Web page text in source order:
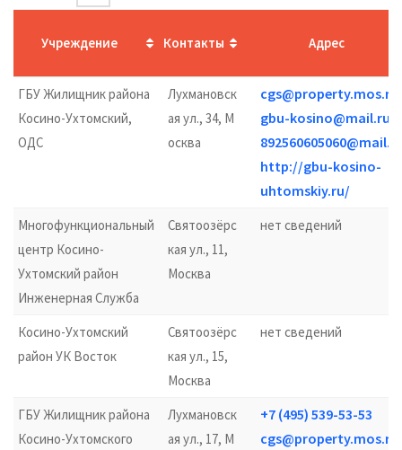
Учреждение Контакты Адрес
ГБУ Жилищник района
Косино-Ухтомский,
ОДС
Лухмановск
ая ул., 34, М
осква
cgs@property.mos.ru
gbu-kosino@mail.ru
http://gbu-kosino-
uhtomskiy.ru/
Многофункциональный
центр Косино-
Ухтомский район
Инженерная Служба
Святоозёрс
кая ул., 11,
Москва
нет сведений
Косино-Ухтомский
район УК Восток
Святоозёрс
кая ул., 15,
Москва
нет сведений
ГБУ Жилищник района
Косино-Ухтомского
Лухмановск
ая ул., 17, М
+7 (495) 539-53-53
cgs@property.mos.ru